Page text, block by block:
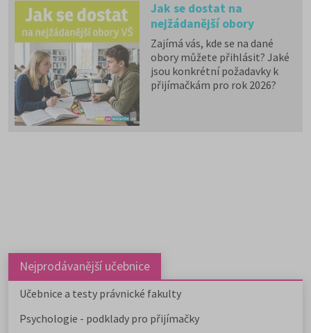
Jak se dostat na
nejžádanější obory
vysokých škol
Zajímá vás, kde se na dané
obory můžete přihlásit? Jaké
jsou konkrétní požadavky k
přijímačkám pro rok 2026?
Nejprodávanější učebnice
Učebnice a testy právnické fakulty
Psychologie - podklady pro přijímačky